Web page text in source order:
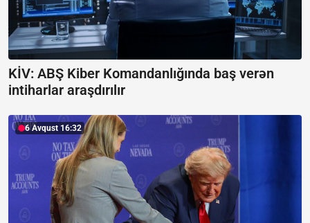
KİV: ABŞ Kiber Komandanlığında baş verən
intiharlar araşdırılır
6 Avqust 16:32